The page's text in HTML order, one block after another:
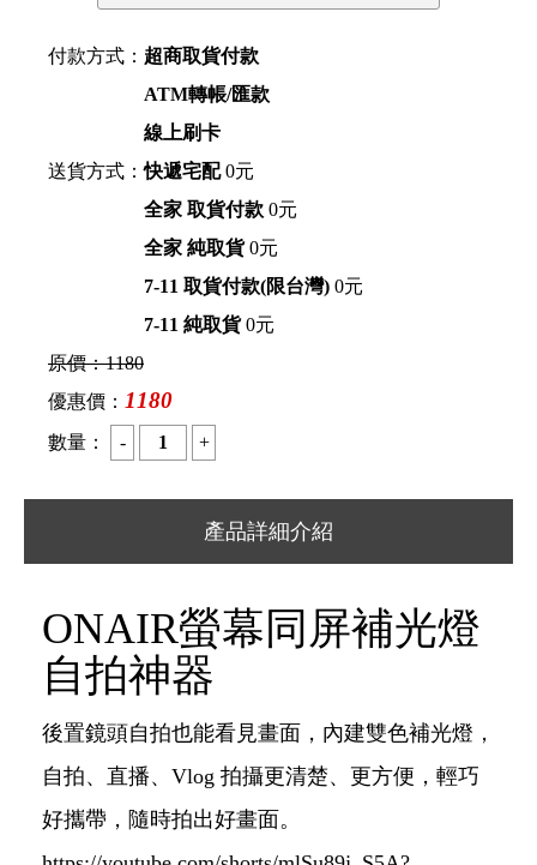
付款方式： 超商取貨付款
ATM轉帳/匯款
線上刷卡
送貨方式：快遞宅配0元
全家 取貨付款 0元
全家 純取貨0元
7-11 取貨付款(限台灣) 0元
7-11 純取貨0元
原價：1180
優惠價： 1180
數量：
產品詳細介紹
ONAIR螢幕同屏補光燈
自拍神器
後置鏡頭自拍也能看見畫面，內建雙色補光燈，
自拍、直播、Vlog 拍攝更清楚、更方便，輕巧
好攜帶，隨時拍出好畫面。